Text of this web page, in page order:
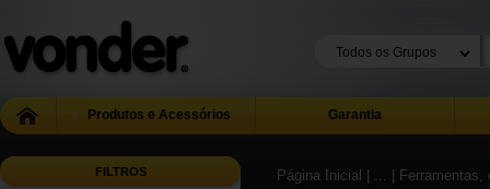
Produtos e Acessórios Garantia
FILTROS Página Inicial | ... |